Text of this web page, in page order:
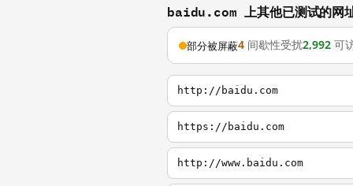
baidu.com 上其他已测试的网
部分被屏蔽4 间歇性受扰2,992 可
http://baidu.com
https://baidu.com
http://www.baidu.com